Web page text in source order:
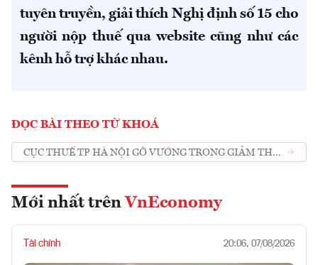
tuyên truyền, giải thích Nghị định số 15 cho
người nộp thuế qua website cũng như các
kênh hỗ trợ khác nhau.
ĐỌC BÀI THEO TỪ KHOÁ
CỤC THUẾ TP HÀ NỘI GỠ VƯỚNG TRONG GIẢM THUẾ
Mới nhất trên VnEconomy
Tài chính 20:06, 07/08/2026